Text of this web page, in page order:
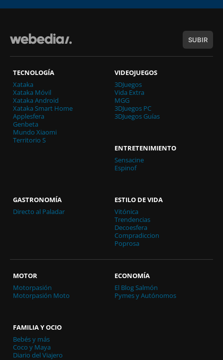
SUBIR
TECNOLOGÍA
Xataka
Xataka Móvil
Xataka Android
Xataka Smart Home
Applesfera
Genbeta
Mundo Xiaomi
Territorio S
VIDEOJUEGOS
3DJuegos
Vida Extra
MGG
3DJuegos PC
3DJuegos Guías
ENTRETENIMIENTO
Sensacine
Espinof
GASTRONOMÍA
Directo al Paladar
ESTILO DE VIDA
Vitónica
Trendencias
Decoesfera
Compradiccion
Poprosa
MOTOR
Motorpasión
Motorpasión Moto
ECONOMÍA
El Blog Salmón
Pymes y Autónomos
FAMILIA Y OCIO
Bebés y más
Coco y Maya
Diario del Viajero